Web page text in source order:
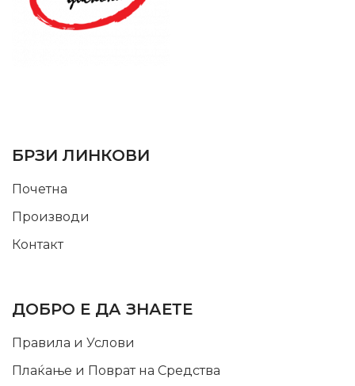
БРЗИ ЛИНКОВИ
Почетна
Производи
Контакт
ДОБРО Е ДА ЗНАЕТЕ
Правила и Услови
Плаќање и Поврат на Средства